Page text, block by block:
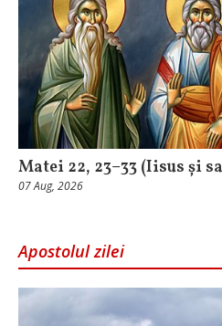
Matei 22, 23–33 (Iisus și
07 Aug, 2026
Apostolul zilei